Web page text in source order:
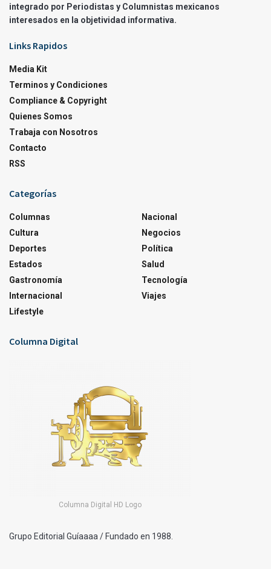
integrado por Periodistas y Columnistas mexicanos
interesados en la objetividad informativa.
Links Rapidos
Media Kit
Terminos y Condiciones
Compliance & Copyright
Quienes Somos
Trabaja con Nosotros
Contacto
RSS
Categorías
Columnas
Cultura
Deportes
Estados
Gastronomía
Internacional
Lifestyle
Nacional
Negocios
Política
Salud
Tecnología
Viajes
Columna Digital
Columna Digital HD Logo
Grupo Editorial Guíaaaa / Fundado en 1988.